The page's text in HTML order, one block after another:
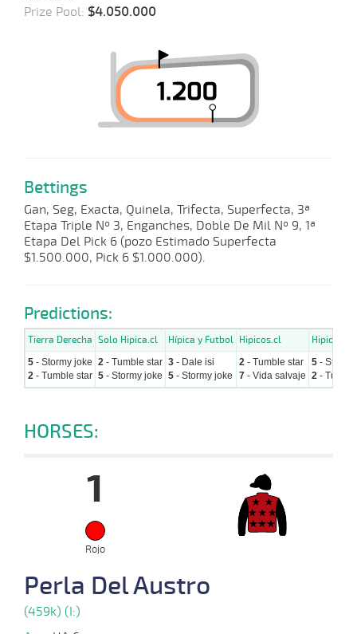
Prize Pool: $4.050.000
Bettings
Gan, Seg, Exacta, Quinela, Trifecta, Superfecta, 3ª
Etapa Triple Nº 3, Enganches, Doble De Mil Nº 9, 1ª
Etapa Del Pick 6 (pozo Estimado Superfecta
$1.500.000, Pick 6 $1.000.000).
Predictions:
Tierra Derecha Solo Hipica.cl Hípica y Futbol Hipicos.cl
5 - Stormy joke
2 - Tumble star
2 - Tumble star
5 - Stormy joke
3 - Dale isi
5 - Stormy joke
2 - Tumble star
7 - Vida salvaje
5 -
2 -
HORSES:
1
Rojo
Perla Del Austro
(459k) (I:)